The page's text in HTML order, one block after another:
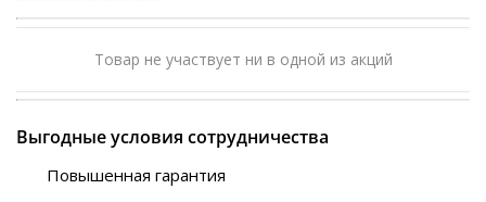
Товар не участвует ни в одной из акций
Выгодные условия сотрудничества
Повышенная гарантия